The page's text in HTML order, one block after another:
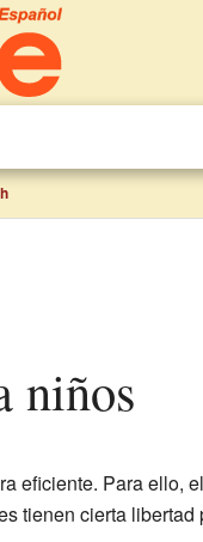
niños
eficiente. Para ello,
tienen cierta libertad